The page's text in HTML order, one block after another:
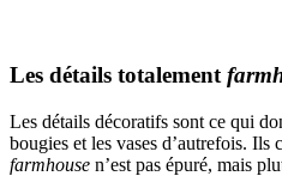
Les détails totalement
Les détails décoratifs sont ce qui
bougies et les vases d’autrefois.
farmhouse n’est pas épuré, mais